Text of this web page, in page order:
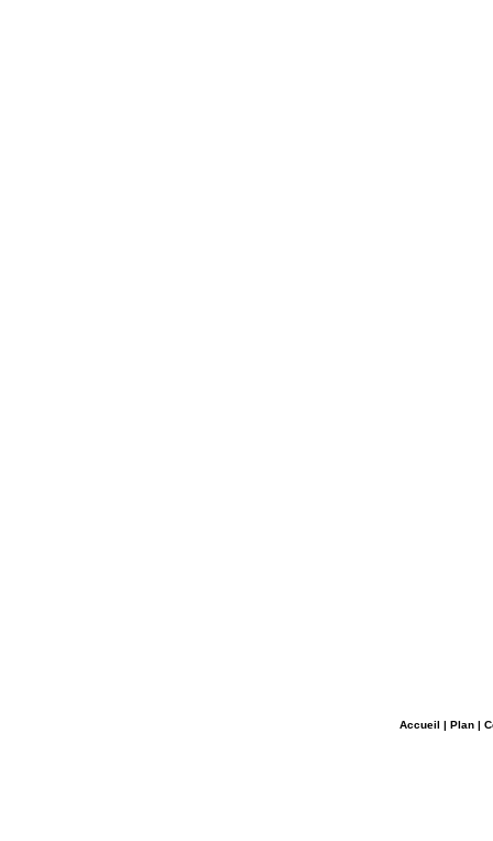
Accueil | Plan|